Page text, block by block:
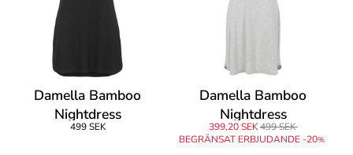
Damella Bamboo
Nightdress
499 SEK
Damella Bamboo
Nightdress
399,20 SEK499 SEK
BEGRÄNSAT ERBJUDANDE -20%